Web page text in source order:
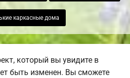
каркасные дома
который вы увидите в
быть изменен. Вы сможете